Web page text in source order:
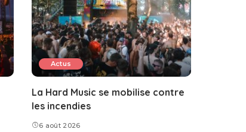
Actus
La Hard Music se mobilise contre
les incendies
6 août 2026